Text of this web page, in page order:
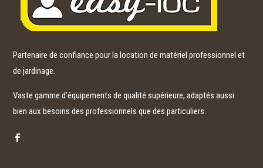
Partenaire de confiance pour la location de matériel professionnel et
de jardinage.
Vaste gamme d’équipements de qualité supérieure, adaptés aussi
bien aux besoins des professionnels que des particuliers.